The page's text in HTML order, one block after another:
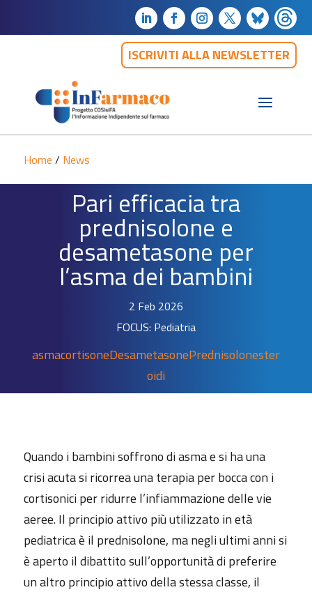
ISCRIVITI ALLA NEWSLETTER
Home / News
Pari efficacia tra
prednisolone e
desametasone per
l’asma dei bambini
2 Feb 2026
FOCUS: Pediatria
asmacortisoneDesametasonePrednisolonester
oidi
Quando i bambini soffrono di asma e si ha una
crisi acuta si ricorrea una terapia per bocca con i
cortisonici per ridurre l’infiammazione delle vie
aeree. Il principio attivo più utilizzato in età
pediatrica è il prednisolone, ma negli ultimi anni si
è aperto il dibattito sull’opportunità di preferire
un altro principio attivo della stessa classe, il